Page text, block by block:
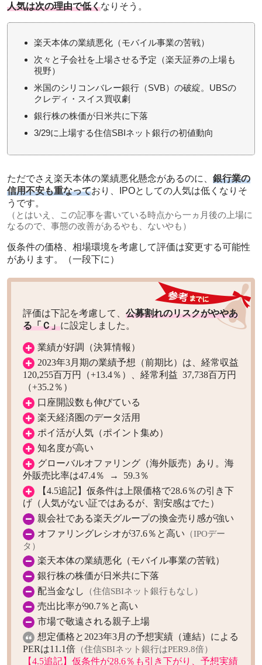
人気は次の理由で低くなりそう。
楽天本体の業績悪化（モバイル事業の苦戦）
次々と子会社を上場させる予定（楽天証券の上場も
視野）
米国のシリコンバレー銀行（SVB）の破綻。UBSの
クレディ・スイス買収劇
銀行株の株価が日米共に下落
3/29に上場する住信SBIネット銀行の初値動向
ただでさえ楽天本体の業績悪化懸念があるのに、 銀行業の
信用不安も重なっており、IPOとしての人気は低くなりそ
うです。
（とはいえ、この記事を書いている時点から一ヵ月後の上場に
なるので、事態の改善があるやも、ないやも）
仮条件の価格、相場環境を考慮して評価は変更する可能性
があります。（一段下に）
評価は下記を考慮して、 公募割れのリスクがややあ
る「Ｃ」に設定しました。
業績が好調（決算情報）
2023年3月期の業績予想（前期比）は、経常収益
120,255百万円（+13.4％）、経常利益 37,738百万円
（+35.2％）
口座開設数も伸びている
楽天経済圏のデータ活用
ポイ活が人気（ポイント集め）
知名度が高い
グローバルオファリング（海外販売）あり。海
外販売比率は47.4％ → 59.3％
【4.5追記】仮条件は上限価格で28.6％の引き下
げ（人気がない証ではあるが、割安感はでた）
親会社である楽天グループの換金売り感が強い
オファリングレシオが37.6％と高い （IPOデー
タ）
楽天本体の業績悪化（モバイル事業の苦戦）
銀行株の株価が日米共に下落
配当金なし
（住信SBIネット銀行もなし）
売出比率が90.7％と高い
市場で敬遠される親子上場
想定価格と2023年3月の予想実績（連結）による
PERは11.1倍 （住信SBIネット銀行はPER9.8倍）
【4.5追記】仮条件が28.6％も引き下がり、予想実績